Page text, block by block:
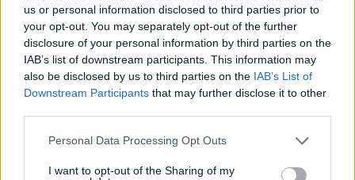
us or personal information disclosed to third parties prior to
your opt-out. You may separately opt-out of the further
disclosure of your personal information by third parties on the
IAB’s list of downstream participants. This information may
also be disclosed by us to third parties on the IAB’s List of
Downstream Participants that may further disclose it to other
Please note that this website/app uses one or more Google
not limited to your visit or usage behaviour. You may click to
Personal Data Processing Opt Outs
I want to opt-out of the Sharing of my
Καταζητούμενος από την Ιντερπόλ ο νέος επικεφαλής
του Συμβουλίου Ασφαλείας του Ιράν: Είχε ρόλο σε
τρομοκρατική επίθεση στην Αργεντινή με 85 νεκρούς
πριν 30 λεπτά
ΔΕΙΤΕ ΟΛΕΣ ΤΙΣ ΕΙΔΗΣΕΙΣ
ΤΑ ΠΙΟ ΔΗΜΟΦΙΛΗ